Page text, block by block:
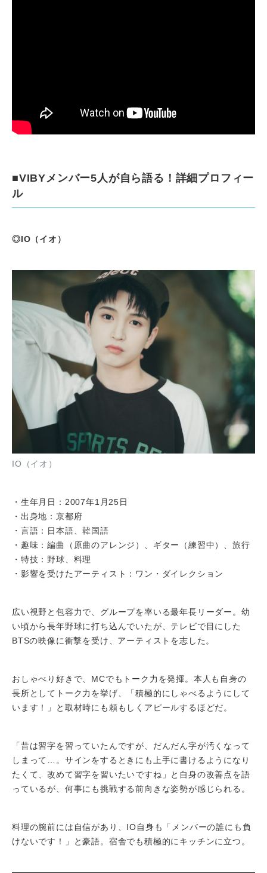
■VIBYメンバー5人が自ら語る！詳細プロフィー
ル
◎IO（イオ）
IO（イオ）
・生年月日：2007年1月25日
・出身地：京都府
・言語：日本語、韓国語
・趣味：編曲（原曲のアレンジ）、ギター（練習中）、旅行
・特技：野球、料理
・影響を受けたアーティスト：ワン・ダイレクション
広い視野と包容力で、グループを率いる最年長リーダー。幼
い頃から長年野球に打ち込んでいたが、テレビで目にした
BTSの映像に衝撃を受け、アーティストを志した。
おしゃべり好きで、MCでもトーク力を発揮。本人も自身の
長所としてトーク力を挙げ、「積極的にしゃべるようにして
います！」と取材時にも頼もしくアピールするほどだ。
「昔は習字を習っていたんですが、だんだん字が汚くなって
しまって…。サインをするときにも上手に書けるようになり
たくて、改めて習字を習いたいですね」と自身の改善点を語
っているが、何事にも挑戦する前向きな姿勢が感じられる。
料理の腕前には自信があり、IO自身も「メンバーの誰にも負
けないです！」と豪語。宿舎でも積極的にキッチンに立つ。